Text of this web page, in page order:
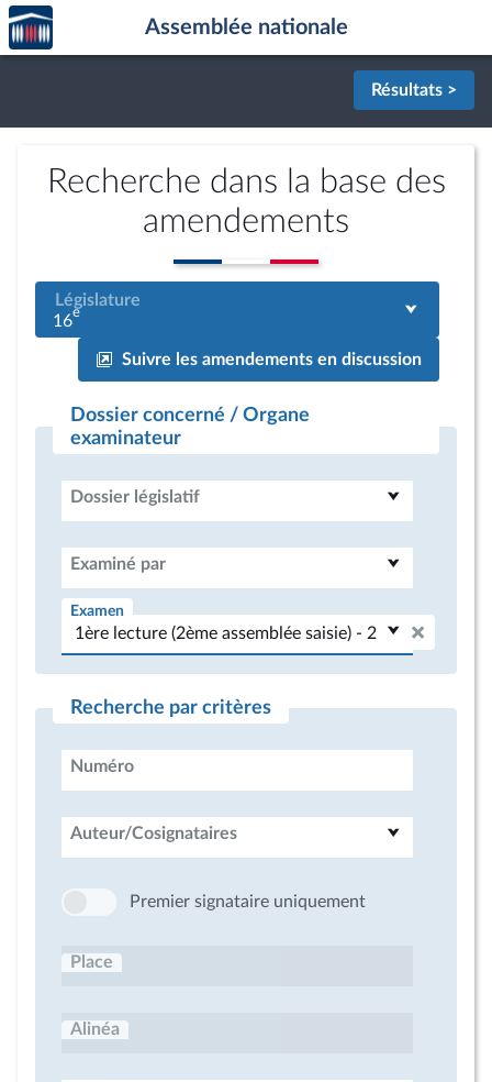
Aller au contenu
Aller en bas de la page
Accèder
à la
page
Assemblée nationale
Résultats >
Recherche dans la base des
amendements
Législature
16e
Suivre les amendements en discussion
Dossier concerné / Organe
examinateur
Dossier législatif
Examiné par
Examen
Recherche par critères
Numéro
Auteur/Cosignataires
Premier signataire uniquement
Place
Alinéa